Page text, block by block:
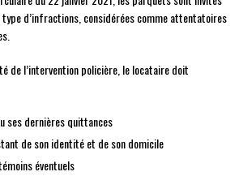
d’infractions, considérées comme attentatoires
de l’intervention policière, le locataire doit
ses dernières quittances
de son identité et de son domicile
éventuels